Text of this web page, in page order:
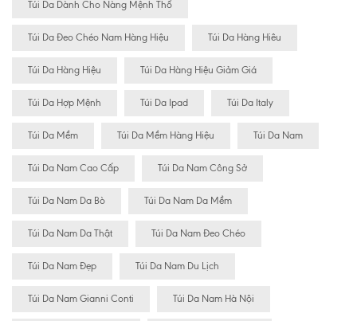
Túi Da Dành Cho Nàng Mệnh Thổ
Túi Da Đeo Chéo Nam Hàng Hiệu Túi Da Hàng Hiêu
Túi Da Hàng Hiệu Túi Da Hàng Hiệu Giảm Giá
Túi Da Hợp Mệnh Túi Da Ipad Túi Da Italy
Túi Da Mềm Túi Da Mềm Hàng Hiệu Túi Da Nam
Túi Da Nam Cao Cấp Túi Da Nam Công Sở
Túi Da Nam Da Bò Túi Da Nam Da Mềm
Túi Da Nam Da Thật Túi Da Nam Đeo Chéo
Túi Da Nam Đẹp Túi Da Nam Du Lịch
Túi Da Nam Gianni Conti Túi Da Nam Hà Nội